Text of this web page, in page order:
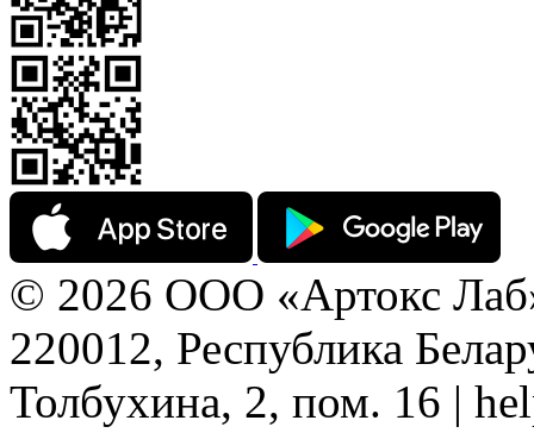
© 2026 ООО «Артокс
220012, Республика
Толбухина, 2, пом. 16 |